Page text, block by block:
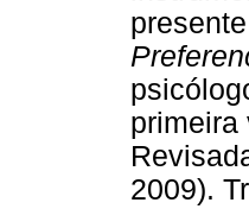
primeira
2009).